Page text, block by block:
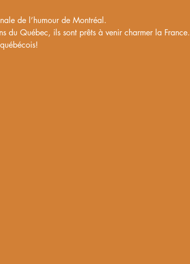
de l’humour de Montréal.
du Québec, ils sont prêts à venir charmer la France.